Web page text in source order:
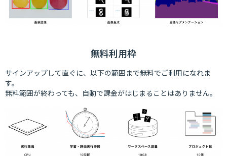
無料利用枠
サインアップして直ぐに、以下の範囲まで無料でご利用になれま
す。
無料範囲が終わっても、自動で課金がはじまることはありません。